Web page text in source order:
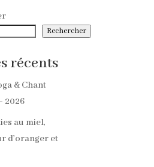
Rechercher
récents
& Chant
2026
au miel,
d’oranger et